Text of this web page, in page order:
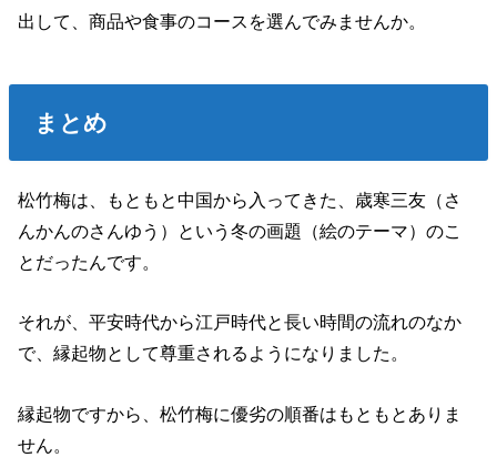
出して、商品や食事のコースを選んでみませんか。
まとめ
松竹梅は、もともと中国から入ってきた、歳寒三友（さ
んかんのさんゆう）という冬の画題（絵のテーマ）のこ
とだったんです。
それが、平安時代から江戸時代と長い時間の流れのなか
で、縁起物として尊重されるようになりました。
縁起物ですから、松竹梅に優劣の順番はもともとありま
せん。